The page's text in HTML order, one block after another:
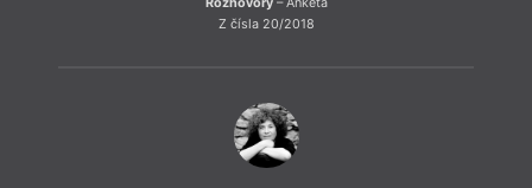
Z čísla 20/2018